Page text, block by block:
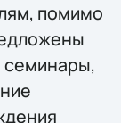
помимо
семинары,